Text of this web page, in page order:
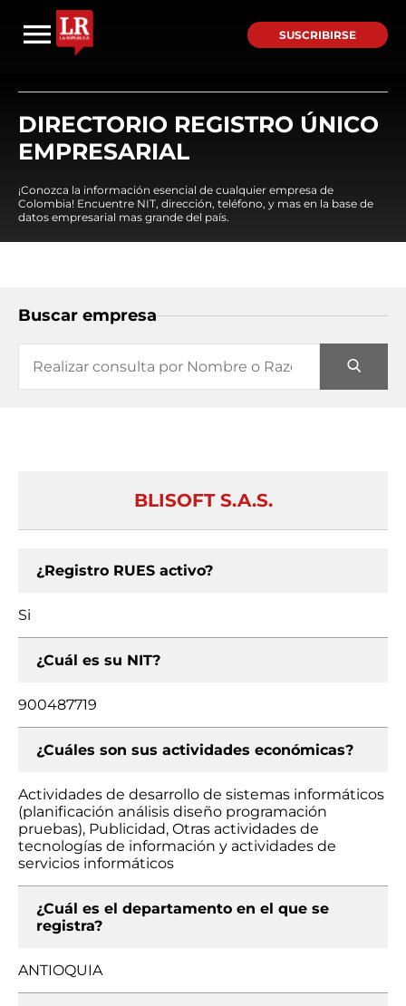
SUSCRIBIRSE
DIRECTORIO REGISTRO ÚNICO
EMPRESARIAL
¡Conozca la información esencial de cualquier empresa de
Colombia! Encuentre NIT, dirección, teléfono, y mas en la base de
datos empresarial mas grande del país.
Buscar empresa
BLISOFT S.A.S.
¿Registro RUES activo?
Si
¿Cuál es su NIT?
900487719
¿Cuáles son sus actividades económicas?
Actividades de desarrollo de sistemas informáticos
(planificación análisis diseño programación
pruebas), Publicidad, Otras actividades de
tecnologías de información y actividades de
servicios informáticos
¿Cuál es el departamento en el que se
registra?
ANTIOQUIA